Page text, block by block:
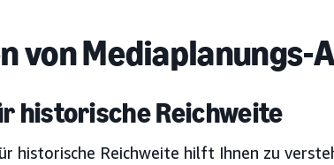
von Mediaplanungs-
historische Reichweite
historische Reichweite hilft Ihnen zu